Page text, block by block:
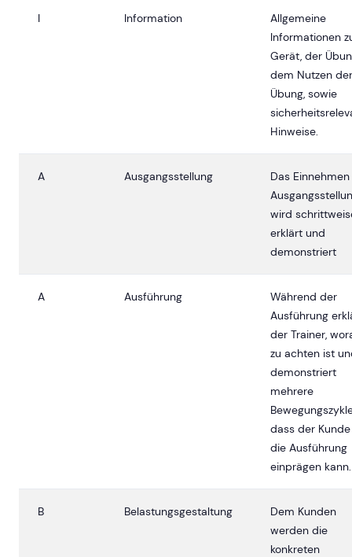
I Information
Allgemeine
Informationen
Gerät, der
dem Nutzen der
Übung, sowie
Hinweise.
A Ausgangsstellung
Das
wird
erklärt und
demonstriert
A Ausführung
Während der
Ausführung
der Trainer,
zu achten ist
demonstriert
mehrere
dass der
die Ausführung
einprägen kann.
B Belastungsgestaltung
Dem Kunden
werden die
konkreten